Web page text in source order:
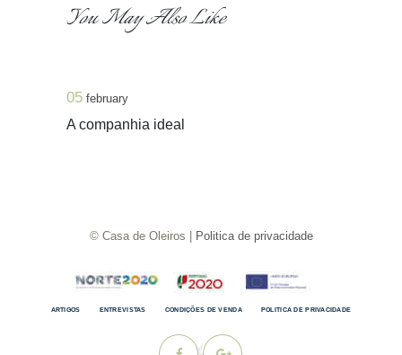
You May Also Like
05 february
A companhia ideal
© Casa de Oleiros | Politica de privacidade